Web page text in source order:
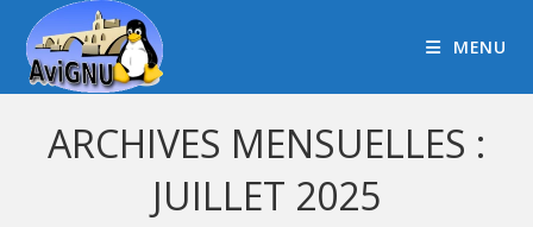
MENU
ARCHIVES MENSUELLES :
JUILLET 2025